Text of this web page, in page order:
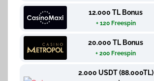
12.000 TL Bonus
+ 120 Freespin
20.000 TL Bonus
+ 200 Freespin
2.000 USDT (88.000TL)